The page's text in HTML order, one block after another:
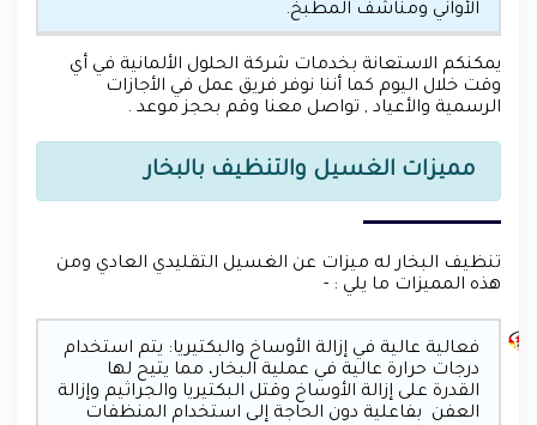
الأواني ومناشف المطبخ.
يمكنكم الاستعانة بخدمات شركة الحلول الألمانية في أي
وقت خلال اليوم كما أننا نوفر فريق عمل في الأجازات
الرسمية والأعياد , تواصل معنا وقم بحجز موعد .
مميزات الغسيل والتنظيف بالبخار
تنظيف البخار له ميزات عن الغسيل التقليدي العادي ومن
هذه المميزات ما يلي : -
فعالية عالية في إزالة الأوساخ والبكتيريا: يتم استخدام
درجات حرارة عالية في عملية البخار، مما يتيح لها
القدرة على إزالة الأوساخ وقتل البكتيريا والجراثيم وإزالة
العفن بفاعلية دون الحاجة إلى استخدام المنظفات